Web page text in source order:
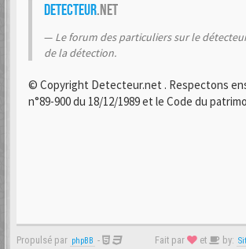
Detecteur.net
Le forum des particuliers sur le
de la détection.
© Copyright Detecteur.net . Respectons
n°89-900 du 18/12/1989 et le Code du
Propulsé par phpBB - Fait par et by: